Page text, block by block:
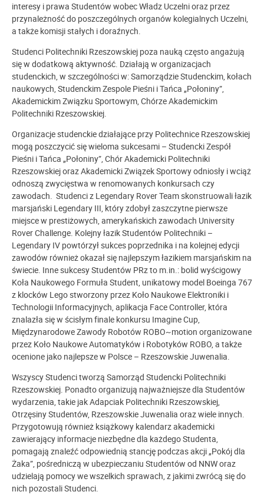
interesy i prawa Studentów wobec Władz Uczelni oraz przez
przynależność do poszczególnych organów kolegialnych Uczelni,
a także komisji stałych i doraźnych.
Studenci Politechniki Rzeszowskiej poza nauką często angażują
się w dodatkową aktywność. Działają w organizacjach
studenckich, w szczególności w: Samorządzie Studenckim, kołach
naukowych, Studenckim Zespole Pieśni i Tańca „Połoniny”,
Akademickim Związku Sportowym, Chórze Akademickim
Politechniki Rzeszowskiej.
Organizacje studenckie działające przy Politechnice Rzeszowskiej
mogą poszczycić się wieloma sukcesami – Studencki Zespół
Pieśni i Tańca „Połoniny”, Chór Akademicki Politechniki
Rzeszowskiej oraz Akademicki Związek Sportowy odniosły i wciąż
odnoszą zwycięstwa w renomowanych konkursach czy
zawodach. Studenci z Legendary Rover Team skonstruowali łazik
marsjański Legendary III, który zdobył zaszczytne pierwsze
miejsce w prestiżowych, amerykańskich zawodach University
Rover Challenge. Kolejny łazik Studentów Politechniki –
Legendary IV powtórzył sukces poprzednika i na kolejnej edycji
zawodów również okazał się najlepszym łazikiem marsjańskim na
świecie. Inne sukcesy Studentów PRz to m.in.: bolid wyścigowy
Koła Naukowego Formuła Student, unikatowy model Boeinga 767
z klocków Lego stworzony przez Koło Naukowe Elektroniki i
Technologii Informacyjnych, aplikacja Face Controller, która
znalazła się w ścisłym finale konkursu Imagine Cup,
Międzynarodowe Zawody Robotów ROBO~motion organizowane
przez Koło Naukowe Automatyków i Robotyków ROBO, a także
ocenione jako najlepsze w Polsce – Rzeszowskie Juwenalia.
Wszyscy Studenci tworzą Samorząd Studencki Politechniki
Rzeszowskiej. Ponadto organizują najważniejsze dla Studentów
wydarzenia, takie jak Adapciak Politechniki Rzeszowskiej,
Otrzęsiny Studentów, Rzeszowskie Juwenalia oraz wiele innych.
Przygotowują również książkowy kalendarz akademicki
zawierający informacje niezbędne dla każdego Studenta,
pomagają znaleźć odpowiednią stancję podczas akcji „Pokój dla
Żaka”, pośredniczą w ubezpieczaniu Studentów od NNW oraz
udzielają pomocy we wszelkich sprawach, z jakimi zwrócą się do
nich pozostali Studenci.